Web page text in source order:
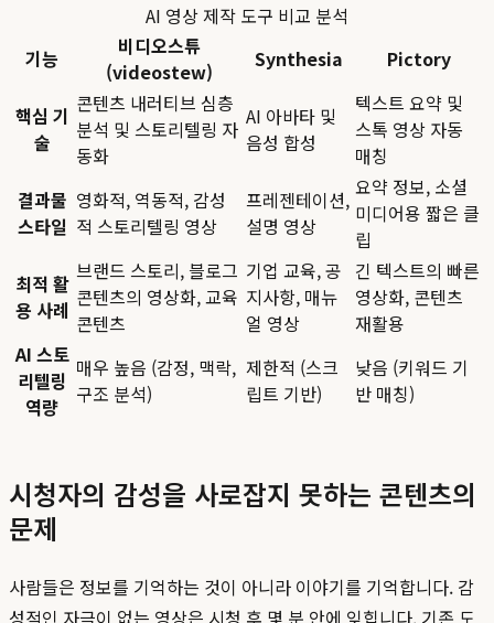
AI 영상 제작 도구 비교 분석
기능
비디오스튜
(videostew)
Synthesia Pictory
핵심 기
술
콘텐츠 내러티브 심층
분석 및 스토리텔링 자
동화
AI 아바타 및
음성 합성
텍스트 요약 및
스톡 영상 자동
매칭
결과물
스타일
영화적, 역동적, 감성
적 스토리텔링 영상
프레젠테이션,
설명 영상
요약 정보, 소셜
미디어용 짧은 클
립
최적 활
용 사례
브랜드 스토리, 블로그
콘텐츠의 영상화, 교육
콘텐츠
기업 교육, 공
지사항, 매뉴
얼 영상
긴 텍스트의 빠른
영상화, 콘텐츠
재활용
AI 스토
리텔링
역량
매우 높음 (감정, 맥락,
구조 분석)
제한적 (스크
립트 기반)
낮음 (키워드 기
반 매칭)
시청자의 감성을 사로잡지 못하는 콘텐츠의
문제
사람들은 정보를 기억하는 것이 아니라 이야기를 기억합니다. 감